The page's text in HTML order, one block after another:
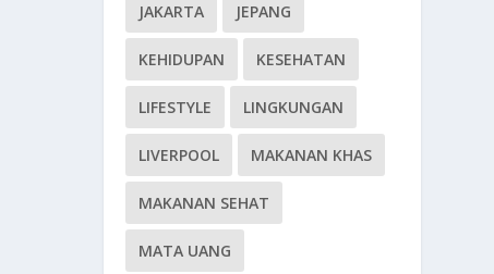
JAKARTA JEPANG
KEHIDUPAN KESEHATAN
LIFESTYLE LINGKUNGAN
LIVERPOOL MAKANAN KHAS
MAKANAN SEHAT
MATA UANG